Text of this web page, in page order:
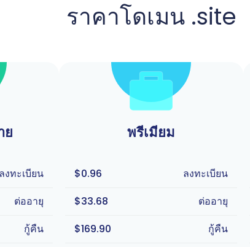
ราคาโดเมน .site
ย
ลงทะเบียน
ต่ออายุ
กู้คืน
พรีเมียม
$0.96
ลงทะเบียน
$33.68
ต่ออายุ
$169.90
กู้คืน